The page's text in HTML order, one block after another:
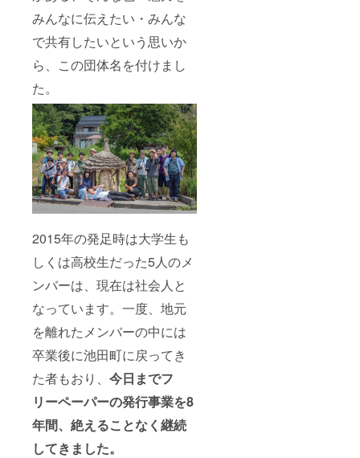
みんなに伝えたい・みんな
で共有したいという思いか
ら、この団体名を付けまし
た。
2015年の発足時は大学生も
しくは高校生だった5人のメ
ンバーは、現在は社会人と
なっています。一度、地元
を離れたメンバーの中には
卒業後に池田町に戻ってき
た者もおり、 今日までフ
リーペーパーの発行事業を8
年間、絶えることなく継続
してきました。